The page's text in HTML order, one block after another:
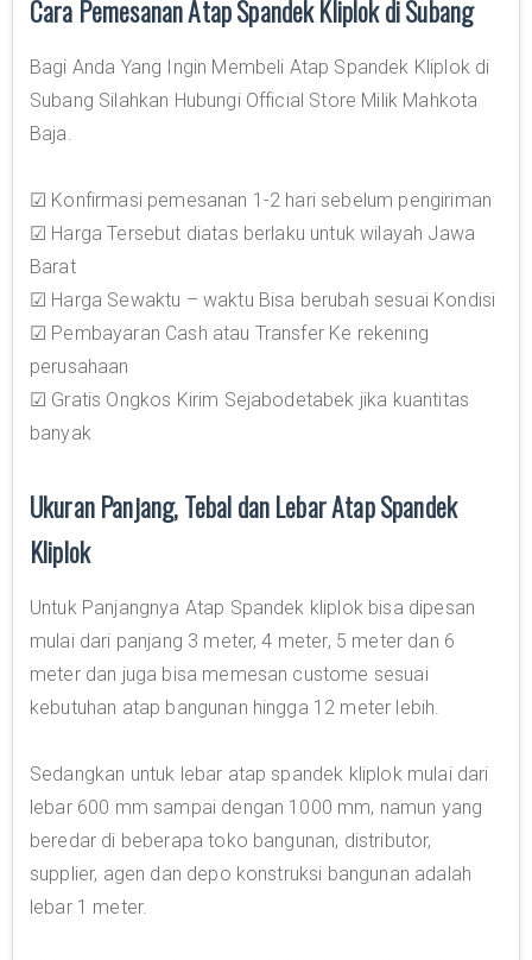
Cara Pemesanan Atap Spandek Kliplok di Subang
Bagi Anda Yang Ingin Membeli Atap Spandek Kliplok di
Subang Silahkan Hubungi Official Store Milik Mahkota
Baja.
☑ Konfirmasi pemesanan 1-2 hari sebelum pengiriman
☑ Harga Tersebut diatas berlaku untuk wilayah Jawa
Barat
☑ Harga Sewaktu – waktu Bisa berubah sesuai Kondisi
☑ Pembayaran Cash atau Transfer Ke rekening
perusahaan
☑ Gratis Ongkos Kirim Sejabodetabek jika kuantitas
banyak
Ukuran Panjang, Tebal dan Lebar Atap Spandek
Kliplok
Untuk Panjangnya Atap Spandek kliplok bisa dipesan
mulai dari panjang 3 meter, 4 meter, 5 meter dan 6
meter dan juga bisa memesan custome sesuai
kebutuhan atap bangunan hingga 12 meter lebih.
Sedangkan untuk lebar atap spandek kliplok mulai dari
lebar 600 mm sampai dengan 1000 mm, namun yang
beredar di beberapa toko bangunan, distributor,
supplier, agen dan depo konstruksi bangunan adalah
lebar 1 meter.